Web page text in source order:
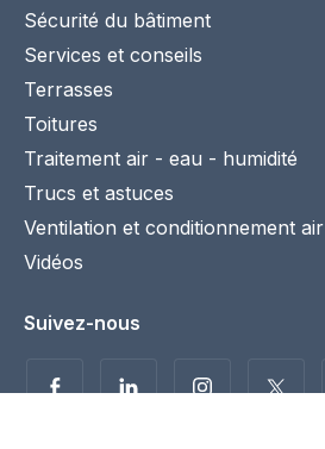
Sécurité du bâtiment
Services et conseils
Terrasses
Toitures
Traitement air - eau - humidité
Trucs et astuces
Ventilation et conditionnement air
Vidéos
Suivez-nous